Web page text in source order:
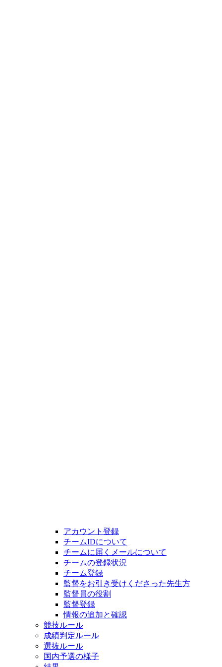
アカウント登録
チームIDについて
チームに届くメールについて
チームの登録状況
チーム登録
監督をお引き受けくださった先生方
監督員の役割
監督登録
情報の追加と確認
競技ルール
成績判定ルール
選抜ルール
国内予選の様子